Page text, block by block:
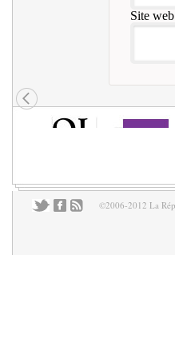
Site web
©2006-2012 La